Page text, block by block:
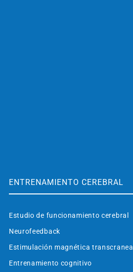
ENTRENAMIENTO CEREBRAL
Estudio de funcionamiento cerebral
Neurofeedback
Estimulación magnética transcraneal
Entrenamiento cognitivo